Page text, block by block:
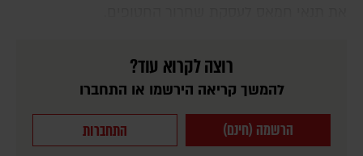
רוצה לקרוא עוד?
להמשך קריאה הירשמו או התחברו
הרשמה (חינם) התחברות